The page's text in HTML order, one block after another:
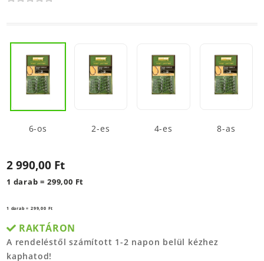
6-os 2-es 4-es 8-as
2 990,00 Ft
1 darab = 299,00 Ft
1 darab = 299,00 Ft
RAKTÁRON
A rendeléstől számított 1-2 napon belül kézhez
kaphatod!